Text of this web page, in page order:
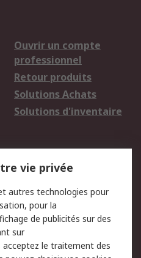
Ouvrir un compte
professionnel
Retour produits
Solutions Achats
Solutions d'inventaire
Sécurité des E-mails
vie privée
autres technologies pour
pour la
de publicités sur des
sur
le traitement des